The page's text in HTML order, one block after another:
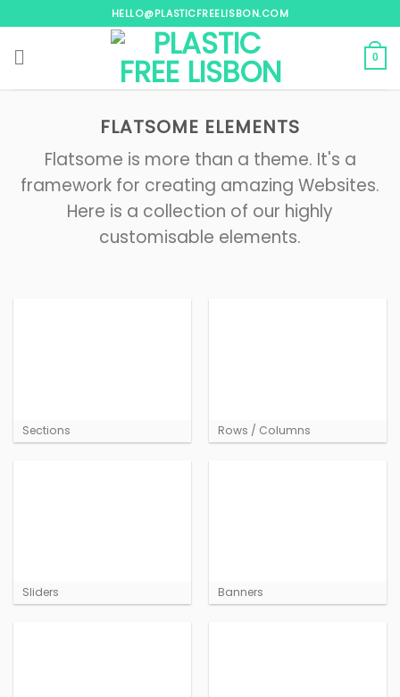
to
content
HELLO@PLASTICFREELISBON.COM
0
FLATSOME ELEMENTS
Flatsome is more than a theme. It's a
framework for creating amazing Websites.
Here is a collection of our highly
customisable elements.
Sections Rows / Columns
Sliders Banners